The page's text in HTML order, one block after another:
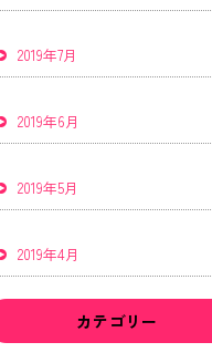
2019年7月
2019年6月
2019年5月
2019年4月
カテゴリー